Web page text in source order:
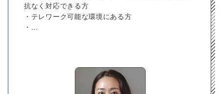
抗なく対応できる方
・テレワーク可能な環境にある方
・...